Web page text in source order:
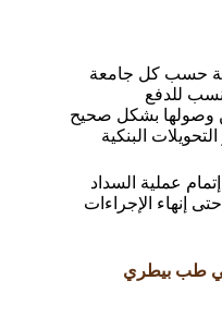
حسب كل جامعة
للدفع
وصولها بشكل صحيح
البنكية
عملية السداد
إنهاء الإجراءات
طب بيطري